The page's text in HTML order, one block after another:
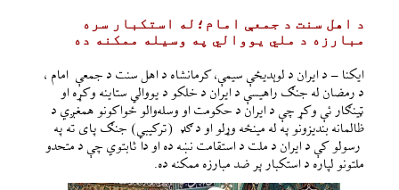
د اهل سنت د جمعې امام؛له استکبار سره
مبارزه د ملي یووالي په وسیله ممکنه ده
ایکنا – د ایران د لوېدیځې سیمې، کرمانشاه د اهل سنت د جمعې امام ،
د رمضان له جنګ راهیسې د ایران د خلکو د یووالي ستاینه وکړه او
ټینګار ئې وکړ چې د ایران د حکومت او وسله‌والو ځواکونو همغږي د
ظالمانه بندیزونو په له مینځه وړلو او د ګډ (ترکیبي) جنګ پای ته په
رسولو کې د ایران د ملت د استقامت نښه ده او دا ثابتوي چې د متحدو
ملتونو لپاره د استکبار پر ضد مبارزه ممکنه ده.